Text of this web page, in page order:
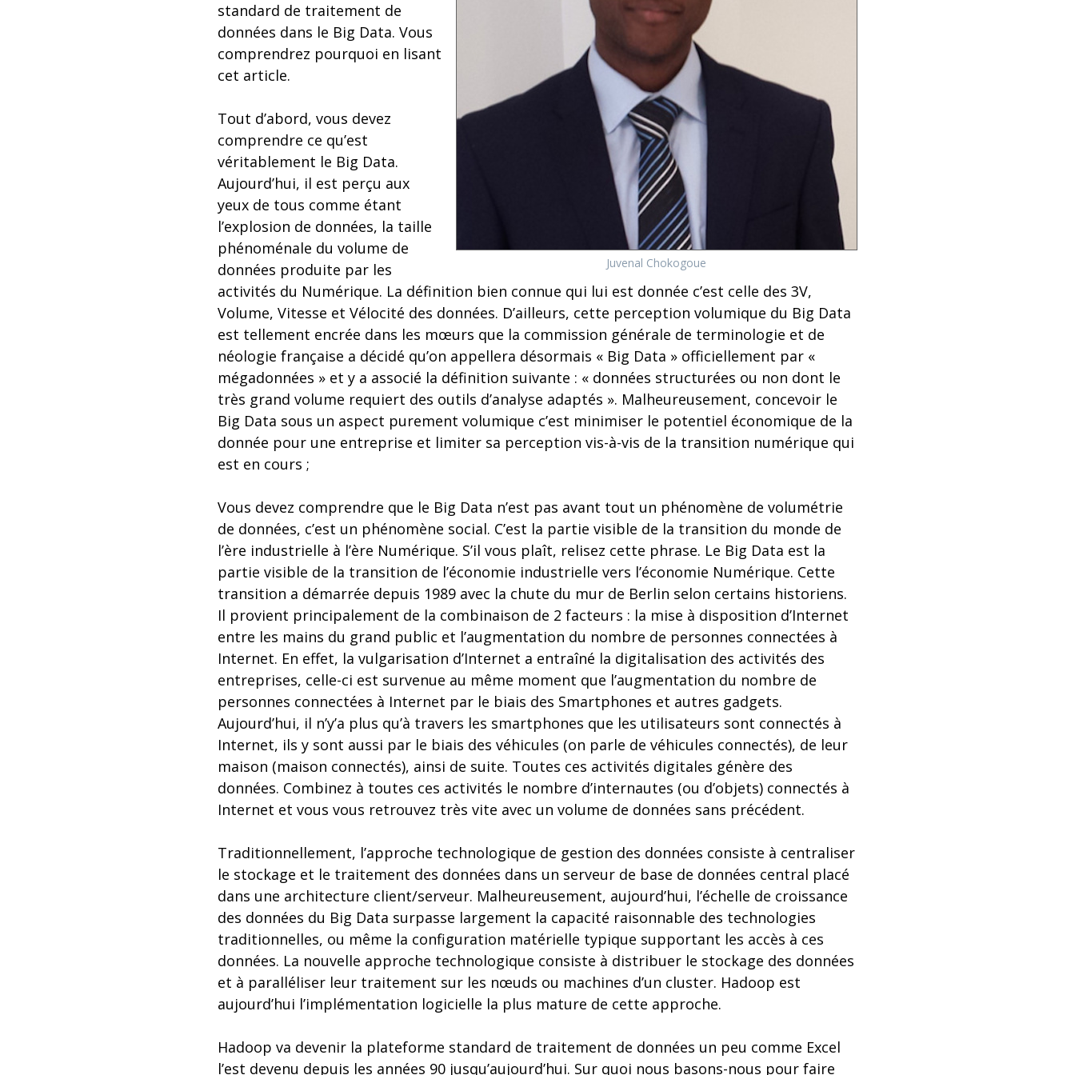
Juvenal Chokogoue
standard de traitement de
données dans le Big Data. Vous
comprendrez pourquoi en lisant
cet article.
Tout d’abord, vous devez
comprendre ce qu’est
véritablement le Big Data.
Aujourd’hui, il est perçu aux
yeux de tous comme étant
l’explosion de données, la taille
phénoménale du volume de
données produite par les
activités du Numérique. La définition bien connue qui lui est donnée c’est celle des 3V,
Volume, Vitesse et Vélocité des données. D’ailleurs, cette perception volumique du Big Data
est tellement encrée dans les mœurs que la commission générale de terminologie et de
néologie française a décidé qu’on appellera désormais « Big Data » officiellement par «
mégadonnées » et y a associé la définition suivante : « données structurées ou non dont le
très grand volume requiert des outils d’analyse adaptés ». Malheureusement, concevoir le
Big Data sous un aspect purement volumique c’est minimiser le potentiel économique de la
donnée pour une entreprise et limiter sa perception vis-à-vis de la transition numérique qui
est en cours ;
Vous devez comprendre que le Big Data n’est pas avant tout un phénomène de volumétrie
de données, c’est un phénomène social. C’est la partie visible de la transition du monde de
l’ère industrielle à l’ère Numérique. S’il vous plaît, relisez cette phrase. Le Big Data est la
partie visible de la transition de l’économie industrielle vers l’économie Numérique. Cette
transition a démarrée depuis 1989 avec la chute du mur de Berlin selon certains historiens.
Il provient principalement de la combinaison de 2 facteurs : la mise à disposition d’Internet
entre les mains du grand public et l’augmentation du nombre de personnes connectées à
Internet. En effet, la vulgarisation d’Internet a entraîné la digitalisation des activités des
entreprises, celle-ci est survenue au même moment que l’augmentation du nombre de
personnes connectées à Internet par le biais des Smartphones et autres gadgets.
Aujourd’hui, il n’y’a plus qu’à travers les smartphones que les utilisateurs sont connectés à
Internet, ils y sont aussi par le biais des véhicules (on parle de véhicules connectés), de leur
maison (maison connectés), ainsi de suite. Toutes ces activités digitales génère des
données. Combinez à toutes ces activités le nombre d’internautes (ou d’objets) connectés à
Internet et vous vous retrouvez très vite avec un volume de données sans précédent.
Traditionnellement, l’approche technologique de gestion des données consiste à centraliser
le stockage et le traitement des données dans un serveur de base de données central placé
dans une architecture client/serveur. Malheureusement, aujourd’hui, l’échelle de croissance
des données du Big Data surpasse largement la capacité raisonnable des technologies
traditionnelles, ou même la configuration matérielle typique supportant les accès à ces
données. La nouvelle approche technologique consiste à distribuer le stockage des données
et à paralléliser leur traitement sur les nœuds ou machines d’un cluster. Hadoop est
aujourd’hui l’implémentation logicielle la plus mature de cette approche.
Hadoop va devenir la plateforme standard de traitement de données un peu comme Excel
l’est devenu depuis les années 90 jusqu’aujourd’hui. Sur quoi nous basons-nous pour faire